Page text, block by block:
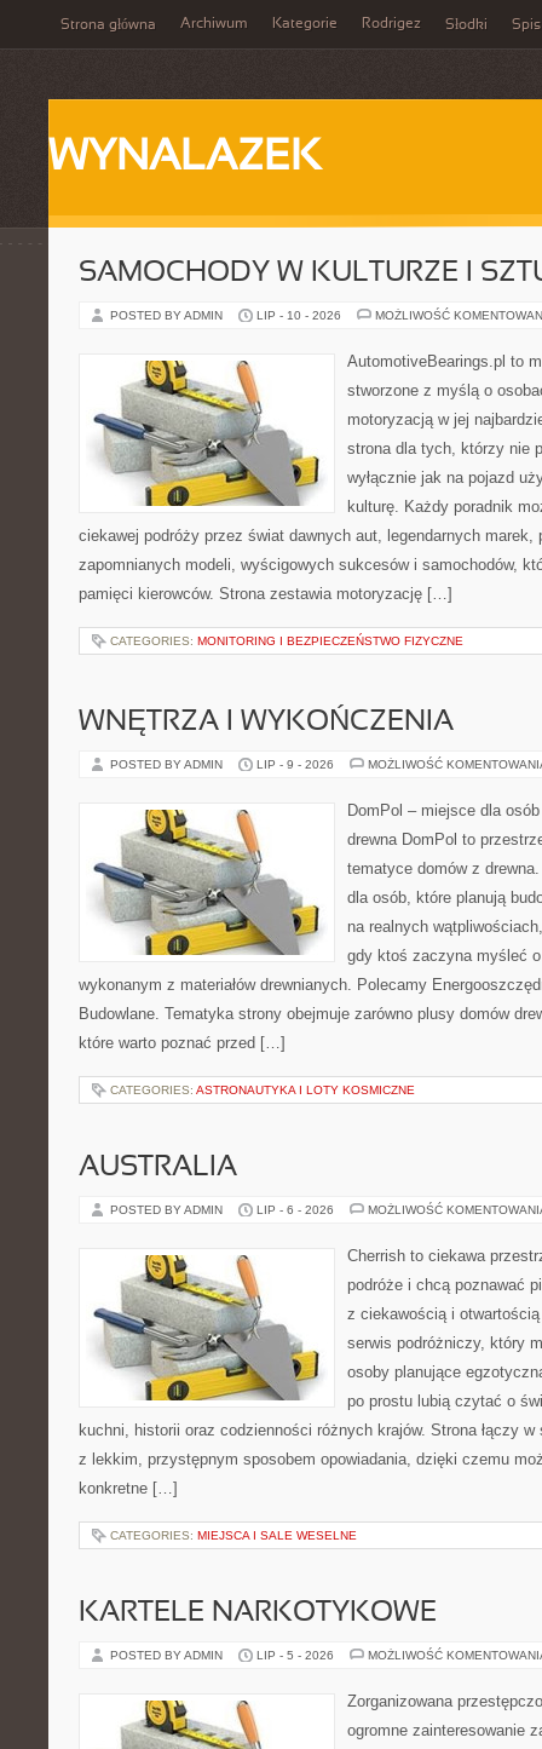
Strona główna Archiwum Kategorie Rodrigez Słodki Spis
WYNALAZEK
SAMOCHODY W KULTURZE I
POSTED BY ADMIN LIP - 10 - 2026 MOŻLIWOŚĆ
AutomotiveBearings.pl to
stworzone z myślą o
motoryzacją w jej
strona dla tych, którzy nie
wyłącznie jak na pojazd
kulturę. Każdy poradnik
ciekawej podróży przez świat dawnych aut, legendarnych marek,
zapomnianych modeli, wyścigowych sukcesów i samochodów,
pamięci kierowców. Strona zestawia motoryzację […]
CATEGORIES: MONITORING I BEZPIECZEŃSTWO FIZYCZNE
WNĘTRZA I WYKOŃCZENIA
POSTED BY ADMIN LIP - 9 - 2026 MOŻLIWOŚĆ
DomPol – miejsce dla
drewna DomPol to
tematyce domów z
dla osób, które planują
na realnych
gdy ktoś zaczyna myśleć o
wykonanym z materiałów drewnianych. Polecamy
Budowlane. Tematyka strony obejmuje zarówno plusy domów
które warto poznać przed […]
CATEGORIES: ASTRONAUTYKA I LOTY KOSMICZNE
AUSTRALIA
POSTED BY ADMIN LIP - 6 - 2026 MOŻLIWOŚĆ
Cherrish to ciekawa
podróże i chcą poznawać
z ciekawością i
serwis podróżniczy, który
osoby planujące
po prostu lubią czytać o
kuchni, historii oraz codzienności różnych krajów. Strona łączy
z lekkim, przystępnym sposobem opowiadania, dzięki czemu
konkretne […]
CATEGORIES: MIEJSCA I SALE WESELNE
KARTELE NARKOTYKOWE
POSTED BY ADMIN LIP - 5 - 2026 MOŻLIWOŚĆ
Zorganizowana
ogromne zainteresowanie